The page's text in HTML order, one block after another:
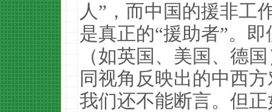
人”，而中国的援非工
是真正的“援助者”。
（如英国、美国、德
同视角反映出的中西
我们还不能断言。但